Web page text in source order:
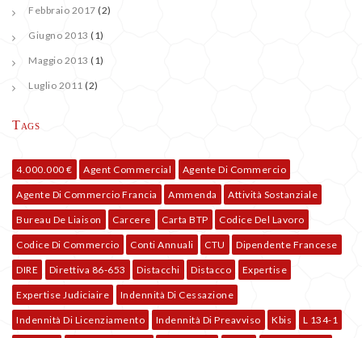
Febbraio 2017 (2)
Giugno 2013 (1)
Maggio 2013 (1)
Luglio 2011 (2)
Tags
4.000.000 € Agent Commercial Agente Di Commercio
Agente Di Commercio Francia Ammenda Attività Sostanziale
Bureau De Liaison Carcere Carta BTP Codice Del Lavoro
Codice Di Commercio Conti Annuali CTU Dipendente Francese
DIRE Direttiva 86-653 Distacchi Distacco Expertise
Expertise Judiciaire Indennità Di Cessazione
Indennità Di Licenziamento Indennità Di Preavviso Kbis L 134-1